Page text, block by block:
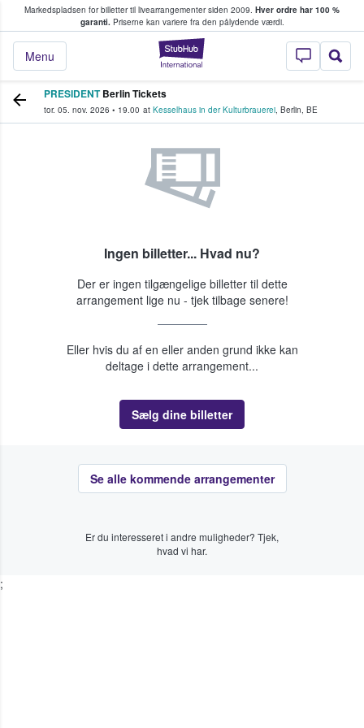
Markedspladsen for billetter til livearrangementer siden 2009. Hver ordre har 100 %
garanti.Priserne kan variere fra den pålydende værdi.
StubHub - Hvor
Menu
køber og sælger billetter
PRESIDENTBerlin Tickets
tor. 05. nov. 2026 • 19.00 at Kesselhaus in der Kulturbrauerei, Berlin, BE
Ingen billetter... Hvad nu?
Der er ingen tilgængelige billetter til dette
arrangement lige nu - tjek tilbage senere!
Eller hvis du af en eller anden grund ikke kan
deltage i dette arrangement...
Sælg dine billetter
Se alle kommende arrangementer
Er du interesseret i andre muligheder? Tjek,
hvad vi har.
;